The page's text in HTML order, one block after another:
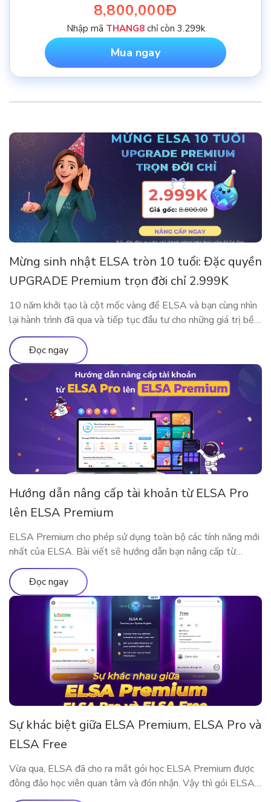
8,800,000Đ
Nhập mã THANG8chỉ còn 3.299k
Mua ngay
Mừng sinh nhật ELSA tròn 10 tuổi: Đặc quyền
UPGRADE Premium trọn đời chỉ 2.999K
10 năm khởi tạo là cột mốc vàng để ELSA và bạn cùng nhìn
lại hành trình đã qua và tiếp tục đầu tư cho những giá trị bền
vững. Nhân dịp kỷ niệm sinh nhật thập kỷ rực rỡ, ELSA
Speak mang đến đặc quyền nâng cấp lớn nhất từ trước đến
nay, dành […]
Đọc ngay
Hướng dẫn nâng cấp tài khoản từ ELSA Pro
lên ELSA Premium
ELSA Premium cho phép sử dụng toàn bộ các tính năng mới
nhất của ELSA. Bài viết sẽ hướng dẫn bạn nâng cấp từ
ELSA Pro lên ELSA Premium nhé!
Đọc ngay
Sự khác biệt giữa ELSA Premium, ELSA Pro và
ELSA Free
Vừa qua, ELSA đã cho ra mắt gói học ELSA Premium được
đông đảo học viên quan tâm và đón nhận. Vậy thì gói ELSA
Premium có gì khác so với ELSA Pro và ELSA Free? Hãy